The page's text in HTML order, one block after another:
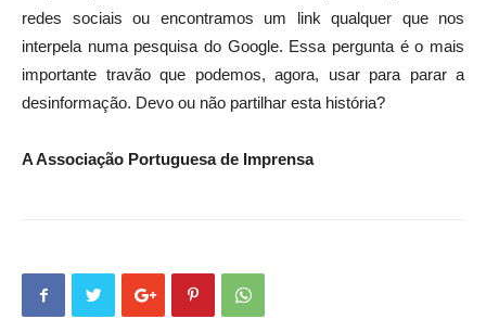
redes sociais ou encontramos um link qualquer que nos
interpela numa pesquisa do Google. Essa pergunta é o mais
importante travão que podemos, agora, usar para parar a
desinformação. Devo ou não partilhar esta história?
A Associação Portuguesa de Imprensa